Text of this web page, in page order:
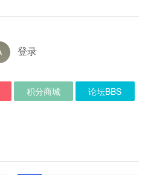
登录
积分商城 论坛BBS